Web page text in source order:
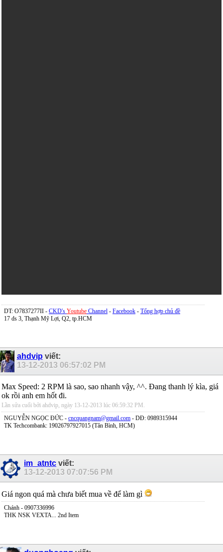
DT: O7837277II - CKD's Youtube Channel - Facebook - Tổng hợp chủ đề
17 ds 3, Thạnh Mỹ Lợi, Q2, tp.HCM
ahdvip viết:
13-12-2013 06:57:02 PM
Max Speed: 2 RPM là sao, sao nhanh vậy, ^^. Đang thanh lý kìa, giá
ok rồi anh em hốt đi.
Lần sửa cuối bởi ahdvip, ngày 13-12-2013 lúc 06:59:32 PM
NGUYỄN NGỌC ĐỨC - cncquangnam@gmail.com - DĐ: 0989315944
TK Techcombank: 19026797927015 (Tân Bình, HCM)
im_atntc viết:
13-12-2013 07:07:56 PM
Giá ngon quá mà chưa biết mua về để làm gì
Chánh - 0907336996
THK NSK VEXTA... 2nd Item